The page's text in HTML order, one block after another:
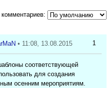
1
• 11:08, 13.08.2015
соответствующей
для создания
осенним мероприятиям.